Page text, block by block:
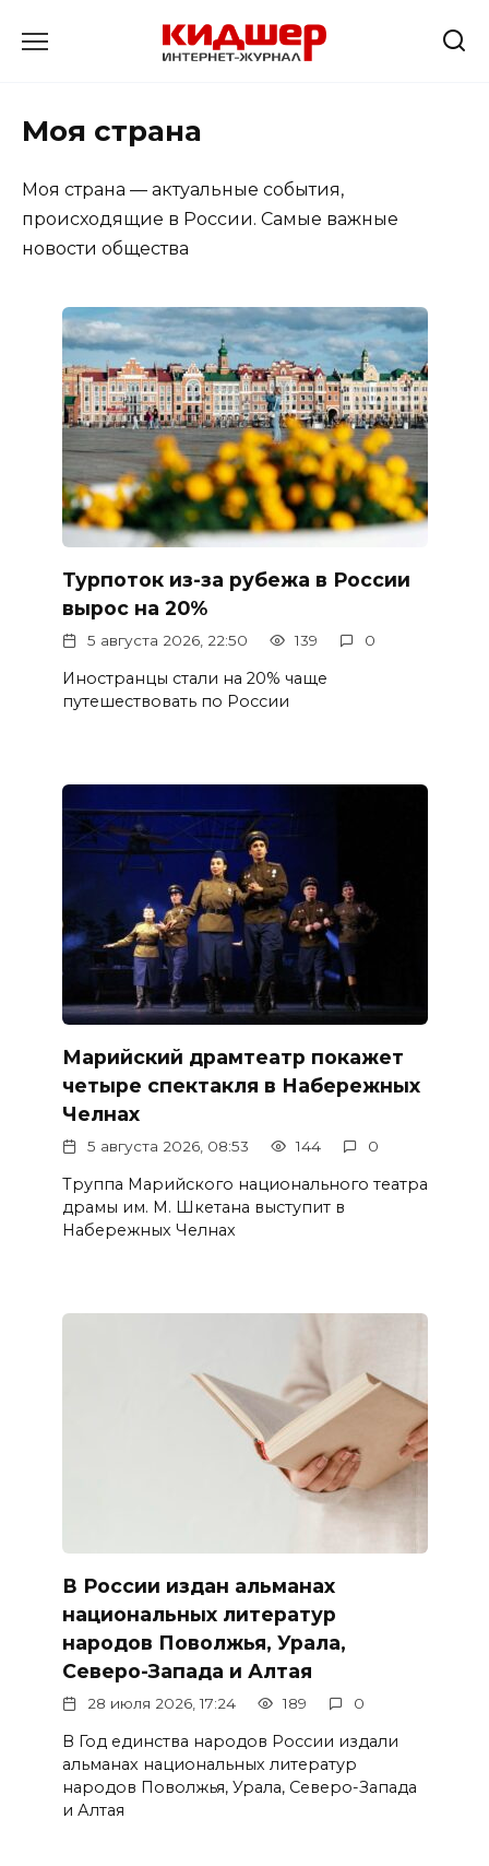
Моя страна
Моя страна — актуальные события,
происходящие в России. Самые важные
новости общества
Турпоток из-за рубежа в России
вырос на 20%
5 августа 2026, 22:50 139 0
Иностранцы стали на 20% чаще
путешествовать по России
Марийский драмтеатр покажет
четыре спектакля в Набережных
Челнах
5 августа 2026, 08:53 144 0
Труппа Марийского национального театра
драмы им. М. Шкетана выступит в
Набережных Челнах
В России издан альманах
национальных литератур
народов Поволжья, Урала,
Северо-Запада и Алтая
28 июля 2026, 17:24 189 0
В Год единства народов России издали
альманах национальных литератур
народов Поволжья, Урала, Северо-Запада
и Алтая